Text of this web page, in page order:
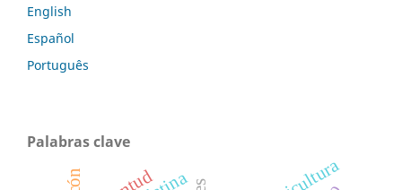
English
Español
Português
Palabras clave